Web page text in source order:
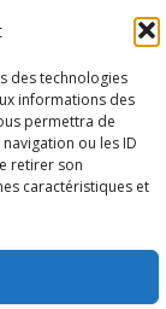
des technologies
informations des
permettra de
ou les ID
retirer son
caractéristiques et
(SAACE)